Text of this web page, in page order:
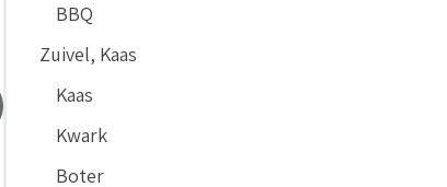
BBQ
Zuivel, Kaas
Kaas
Kwark
Boter